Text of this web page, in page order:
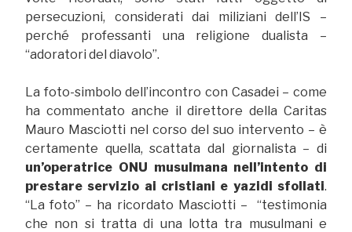
persecuzioni, considerati dai miliziani dell’IS –
perché professanti una religione dualista –
“adoratori del diavolo”.
La foto-simbolo dell’incontro con Casadei – come
ha commentato anche il direttore della Caritas
Mauro Masciotti nel corso del suo intervento – è
certamente quella, scattata dal giornalista – di
un’operatrice ONU musulmana nell’intento di
prestare servizio ai cristiani e yazidi sfollati.
“La foto” – ha ricordato Masciotti – “testimonia
che non si tratta di una lotta tra musulmani e